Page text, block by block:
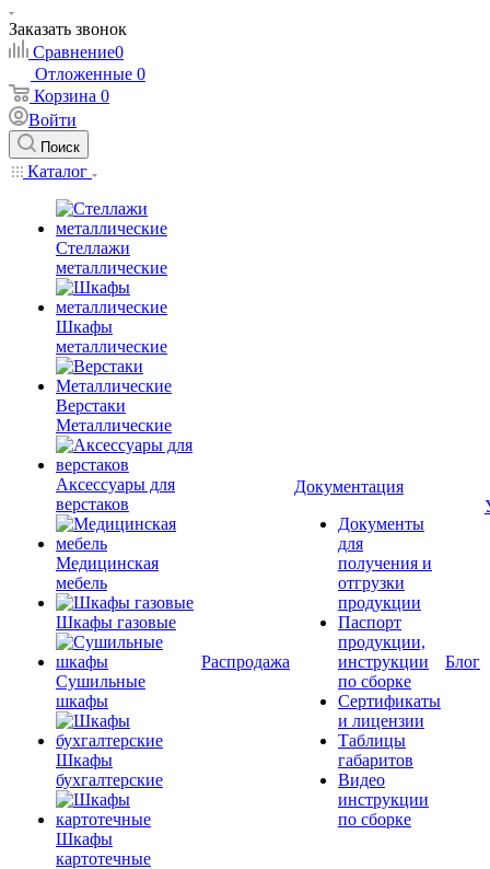
Заказать звонок
Сравнение0
Отложенные 0
Корзина 0
Войти
Поиск
Каталог
Стеллажи
металлические
Шкафы
металлические
Верстаки
Металлические
Аксессуары для
верстаков
Медицинская
мебель
Шкафы газовые
Сушильные
шкафы
Шкафы
бухгалтерские
Шкафы
картотечные
Распродажа
Документация
Документы
для
получения и
отгрузки
продукции
Паспорт
продукции,
инструкции
по сборке
Сертификаты
и лицензии
Таблицы
габаритов
Видео
инструкции
по сборке
Блог